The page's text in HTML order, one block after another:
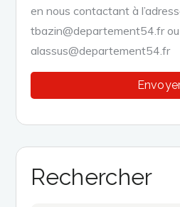
en nous contactant à
tbazin@departement54.fr ou
alassus@departement54.fr
Rechercher